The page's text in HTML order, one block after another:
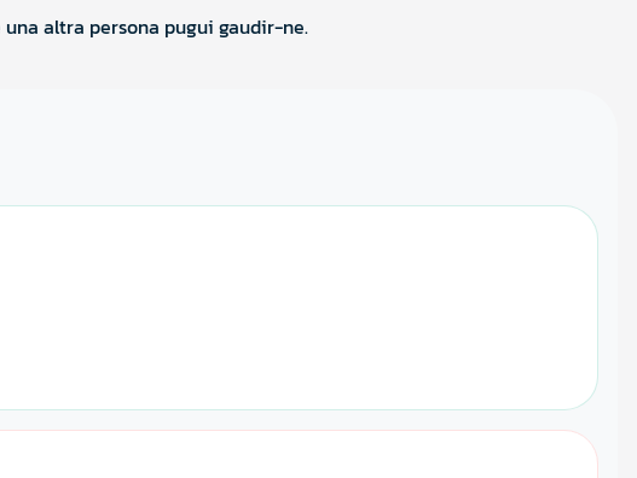
altra persona pugui gaudir-ne.